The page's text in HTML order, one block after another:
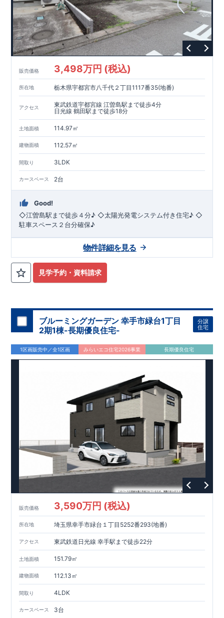
ープンサニタリーirodori／詳細ページへ）
家計にやさしい住宅性能
■長期優良住宅 住宅ローン控除額の優遇、 固定資産税の減額期間
延長など 税制面でのメリットが受けられます。
■耐震等級３＋制震ダンパー 建築基準法の1.5 倍の耐震性。
地震保
現地のご案内・資料請求 受付中
現地での立地確認や、
完成イメージ・建物仕様について
ご説明が可能です。
まずはお気軽にお問い合わせください。
TEL 0120-44-1081
18:30／火水曜休み）
販売価格 3,498万円 (税込)
所在地 栃木県宇都宮市八千代２丁目1117番35(地番)
アクセス
東武鉄道宇都宮線 江曽島駅まで徒歩4分
日光線 鶴田駅まで徒歩18分
土地面積 114.97㎡
建物面積 112.57㎡
間取り 3LDK
カースペース 2台
Good!
◇江曽島駅まで徒歩４分♪ ◇太陽光発電システム付き住宅♪ ◇
駐車スペース２台分確保♪
見学予約・資料請求
物件詳細を見る
ブルーミングガーデン 幸手市緑台1丁目
2期1棟-長期優良住宅-
分譲
住宅
1区画販売中／全1区画 みらいエコ住宅2026事業 長期優良住宅
販売価格 3,590万円 (税込)
所在地 埼玉県幸手市緑台１丁目5252番293(地番)
アクセス 東武鉄道日光線 幸手駅まで徒歩22分
土地面積 151.79㎡
建物面積 112.13㎡
間取り 4LDK
カースペース 3台